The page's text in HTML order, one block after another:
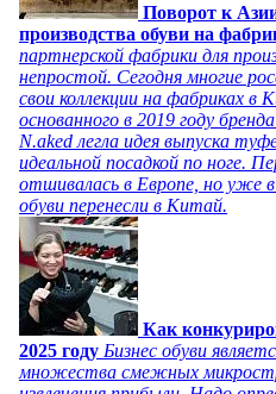
Поворот к
производства обуви на
партнерской фабрики для
непростой. Сегодня многие
свои коллекции на фабриках в
основанного в 2019 году
N.aked легла идея выпуска
идеальной посадкой по ноге.
отшивалась в Европе, но уже
обуви перенесли в Китай.
Как
2025 году Бизнес обуви
множества смежных